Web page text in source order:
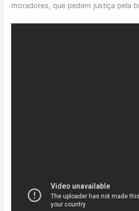
moradores, que pedem justiça pela